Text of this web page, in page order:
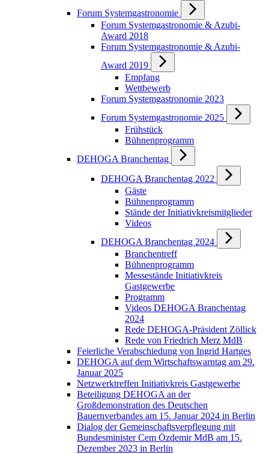
Forum Systemgastronomie
Forum Systemgastronomie & Azubi-
Award 2018
Forum Systemgastronomie & Azubi-
Award 2019
Empfang
Wettbewerb
Forum Systemgastronomie 2023
Forum Systemgastronomie 2025
Frühstück
Bühnenprogramm
DEHOGA Branchentag
DEHOGA Branchentag 2022
Gäste
Bühnenprogramm
Stände der Initiativkreismitglieder
Videos
DEHOGA Branchentag 2024
Branchentreff
Bühnenprogramm
Messestände Initiativkreis
Gastgewerbe
Programm
Videos DEHOGA Branchentag
2024
Rede DEHOGA-Präsident Zöllick
Rede von Friedrich Merz MdB
Feierliche Verabschiedung von Ingrid Hartges
DEHOGA auf dem Wirtschaftswarntag am 29.
Januar 2025
Netzwerktreffen Initiativkreis Gastgewerbe
Beteiligung DEHOGA an der
Großdemonstration des Deutschen
Bauernverbandes am 15. Januar 2024 in Berlin
Dialog der Gemeinschaftsverpflegung mit
Bundesminister Cem Özdemir MdB am 15.
Dezember 2023 in Berlin